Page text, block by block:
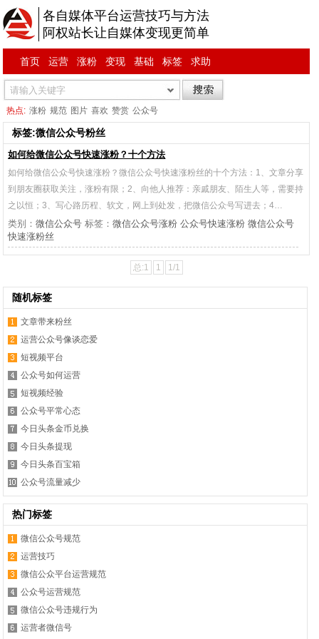
各自媒体平台运营技巧与方法
阿权站长让自媒体变现更简单
首页 运营 涨粉 变现 基础 标签 求助
热点: 涨粉 规范 图片 喜欢 赞赏 公众号
标签:微信公众号粉丝
如何给微信公众号快速涨粉？十个方法
如何给微信公众号快速涨粉？微信公众号快速涨粉丝的十个方法：1、文章分享
到朋友圈获取关注，涨粉有限；2、向他人推荐：亲戚朋友、陌生人等，需要持
之以恒；3、写心路历程、软文，网上到处发，把微信公众号写进去；4…
类别：微信公众号 标签：微信公众号涨粉 公众号快速涨粉 微信公众号
快速涨粉丝
总:1 1 1/1
随机标签
文章带来粉丝
运营公众号像谈恋爱
短视频平台
公众号如何运营
短视频经验
公众号平常心态
今日头条金币兑换
今日头条提现
今日头条百宝箱
公众号流量减少
热门标签
微信公众号规范
运营技巧
微信公众平台运营规范
公众号运营规范
微信公众号违规行为
运营者微信号